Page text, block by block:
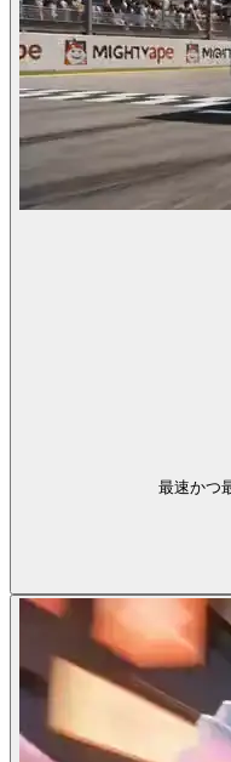
最速かつ